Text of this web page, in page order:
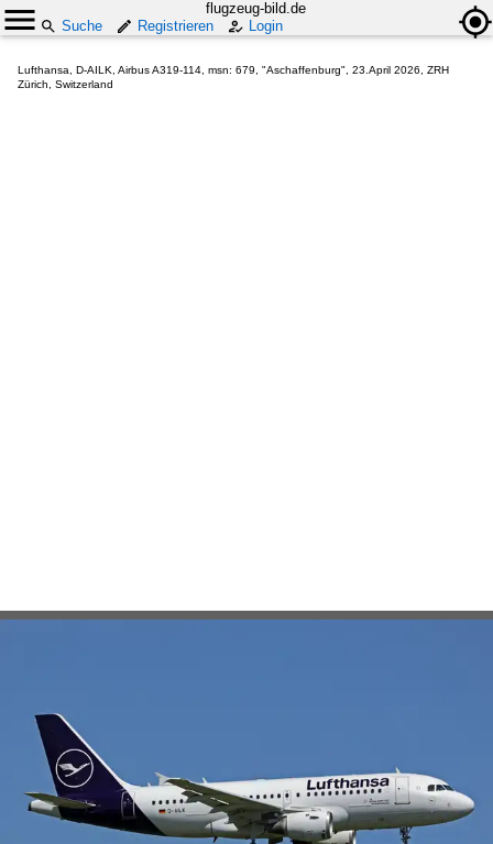
flugzeug-bild.de
Suche
Registrieren Login
Lufthansa, D-AILK, Airbus A319-114, msn: 679, "Aschaffenburg", 23.April 2026, ZRH
Zürich, Switzerland